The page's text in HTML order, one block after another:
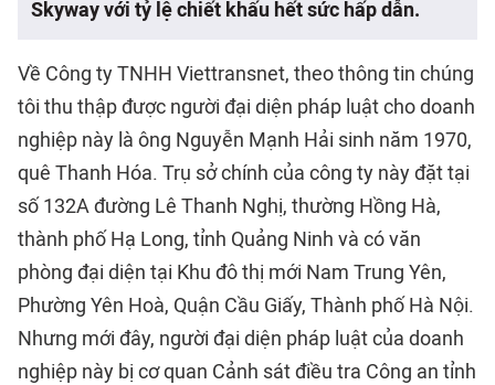
Skyway với tỷ lệ chiết khấu hết sức hấp dẫn.
Về Công ty TNHH Viettransnet, theo thông tin chúng
tôi thu thập được người đại diện pháp luật cho doanh
nghiệp này là ông Nguyễn Mạnh Hải sinh năm 1970,
quê Thanh Hóa. Trụ sở chính của công ty này đặt tại
số 132A đường Lê Thanh Nghị, thường Hồng Hà,
thành phố Hạ Long, tỉnh Quảng Ninh và có văn
phòng đại diện tại Khu đô thị mới Nam Trung Yên,
Phường Yên Hoà, Quận Cầu Giấy, Thành phố Hà Nội.
Nhưng mới đây, người đại diện pháp luật của doanh
nghiệp này bị cơ quan Cảnh sát điều tra Công an tỉnh